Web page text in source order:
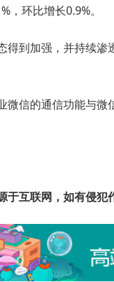
，环比增长0.9%。
得到加强，并持续
微信的通信功能与
于互联网，如有侵犯